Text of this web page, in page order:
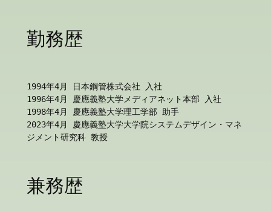
勤務歴
1994年4月 日本鋼管株式会社 入社
1996年4月 慶應義塾大学メディアネット本部 入社
1998年4月 慶應義塾大学理工学部 助手
2023年4月 慶應義塾大学大学院システムデザイン・マネ
ジメント研究科 教授
兼務歴